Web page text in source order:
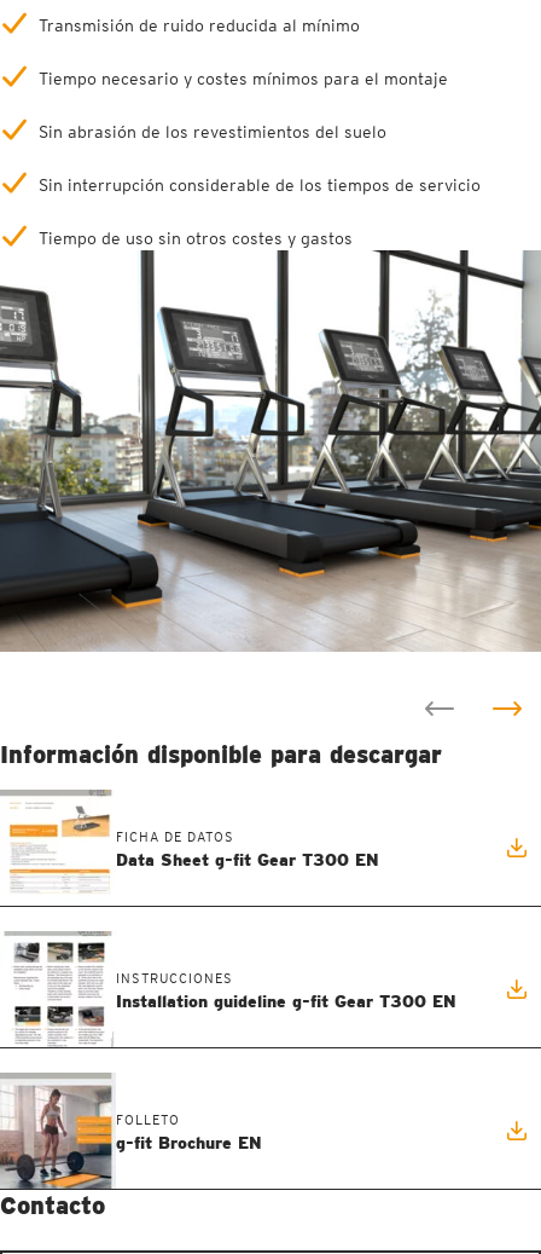
Transmisión de ruido reducida al mínimo
Tiempo necesario y costes mínimos para el montaje
Sin abrasión de los revestimientos del suelo
Sin interrupción considerable de los tiempos de servicio
Tiempo de uso sin otros costes y gastos
Información disponible para descargar
FICHA DE DATOS
Data Sheet g-fit Gear T300 EN
INSTRUCCIONES
Installation guideline g-fit Gear T300 EN
FOLLETO
g-fit Brochure EN
Contacto